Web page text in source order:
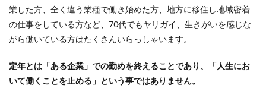
業した方、全く違う業種で働き始めた方、地方に移住し地域密着
の仕事をしている方など、70代でもヤリガイ、生きがいを感じな
がら働いている方はたくさんいらっしゃいます。
定年とは「ある企業」での勤めを終えることであり、「人生にお
いて働くことを止める」という事ではありません。